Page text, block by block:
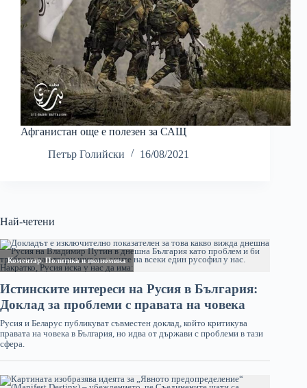
Афганистан още е полезен за САЩ
Петър Голийски
16/08/2021
Най-четени